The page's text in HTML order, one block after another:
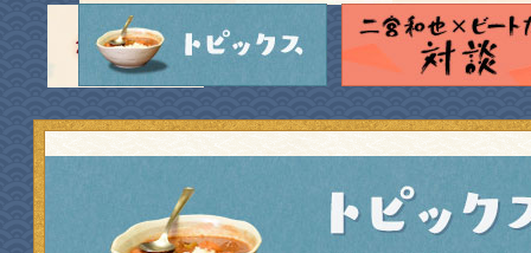
トピックス